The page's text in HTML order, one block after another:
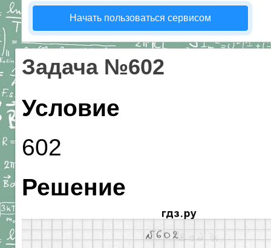
Начать пользоваться сервисом
Задача №602
Условие
602
Решение